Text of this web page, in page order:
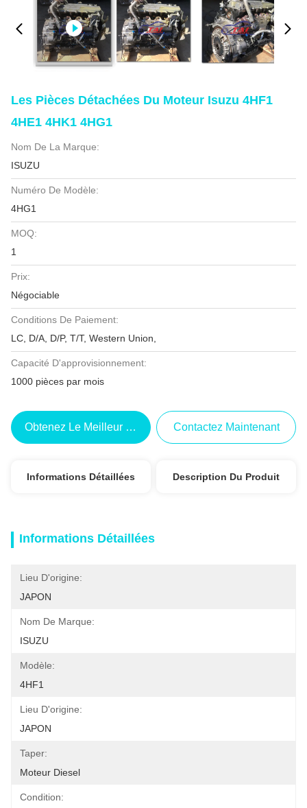
Les Pièces Détachées Du Moteur Isuzu 4HF1
4HE1 4HK1 4HG1
Nom De La Marque:
ISUZU
Numéro De Modèle:
4HG1
MOQ:
1
Prix:
Négociable
Conditions De Paiement:
LC, D/A, D/P, T/T, Western Union,
Capacité D'approvisionnement:
1000 pièces par mois
Obtenez Le Meilleur Prix Contactez Maintenant
Informations Détaillées Description Du Produit
Informations Détaillées
Lieu D'origine:
JAPON
Nom De Marque:
ISUZU
Modèle:
4HF1
Lieu D'origine:
JAPON
Taper:
Moteur Diesel
Condition: